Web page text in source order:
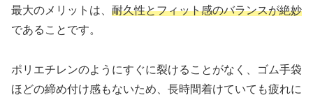
最大のメリットは、 耐久性とフィット感のバランスが絶妙
であることです。
ポリエチレンのようにすぐに裂けることがなく、ゴム手袋
ほどの締め付け感もないため、長時間着けていても疲れに